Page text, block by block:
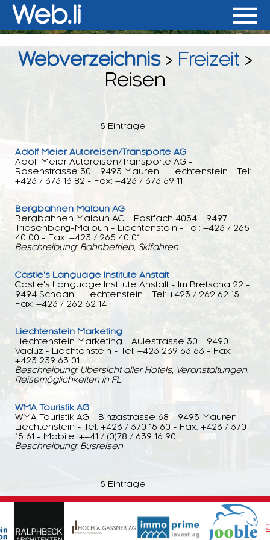
Web.li
Webverzeichnis> Freizeit >
Reisen
5 Einträge
Adolf Meier Autoreisen/Transporte AG
Adolf Meier Autoreisen/Transporte AG -
Rosenstrasse 30 - 9493 Mauren - Liechtenstein - Tel:
+423 / 373 13 82 - Fax: +423 / 373 59 11
Bergbahnen Malbun AG
Bergbahnen Malbun AG - Postfach 4034 - 9497
Triesenberg-Malbun - Liechtenstein - Tel: +423 / 265
40 00 - Fax: +423 / 265 40 01
Beschreibung: Bahnbetrieb, Skifahren
Castle's Language Institute Anstalt
Castle's Language Institute Anstalt - Im Bretscha 22 -
9494 Schaan - Liechtenstein - Tel: +423 / 262 62 15 -
Fax: +423 / 262 62 14
Liechtenstein Marketing
Liechtenstein Marketing - Äulestrasse 30 - 9490
Vaduz - Liechtenstein - Tel: +423 239 63 63 - Fax:
+423 239 63 01
Beschreibung: Übersicht aller Hotels, Veranstaltungen,
Reisemöglichkeiten in FL
WMA Touristik AG
WMA Touristik AG - Binzastrasse 68 - 9493 Mauren -
Liechtenstein - Tel: +423 / 370 15 60 - Fax: +423 / 370
15 61 - Mobile: ++41 / (0)78 / 639 16 90
Beschreibung: Busreisen
5 Einträge